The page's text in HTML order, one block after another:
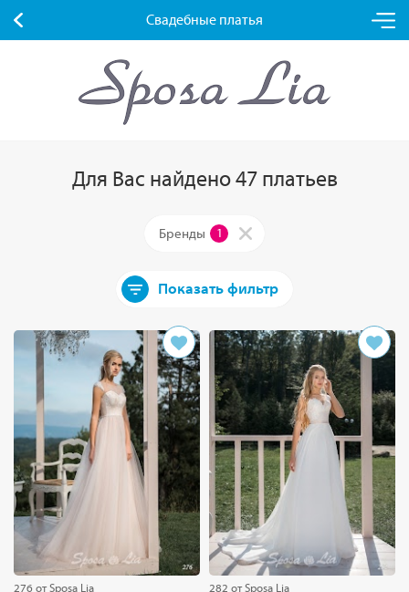
Свадебные платья
Для Вас найдено 47 платьев
Бренды 1
Показать фильтр
276 от Sposa Lia 282 от Sposa Lia